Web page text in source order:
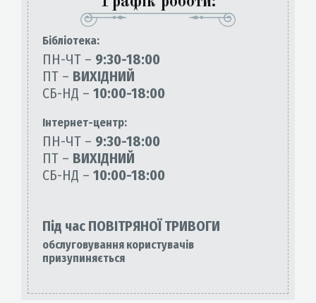
Бiблiотека:
ПН-ЧТ – 9:30-18:00
ПТ – ВИХІДНИЙ
СБ-НД – 10:00-18:00
Інтернет-центр:
ПН-ЧТ – 9:30-18:00
ПТ – ВИХІДНИЙ
СБ-НД – 10:00-18:00
Під час ПОВІТРЯНОЇ ТРИВОГИ
обслуговування користувачів
призупиняється